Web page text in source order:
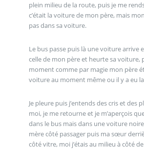
plein milieu de la route, puis je me
c’était la voiture de mon père, mais
pas dans sa voiture.
Le bus passe puis là une voiture arrive
celle de mon père et heurte sa voiture,
moment comme par magie mon père
voiture au moment même ou il y a eu
Je pleure puis j’entends des cris et des
moi, je me retourne et je m’aperçois
dans le bus mais dans une voiture
mère côté passager puis ma sœur
côté vitre, moi j’étais au milieu à côté